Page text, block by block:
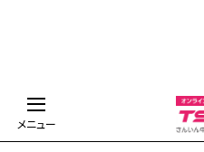
メニュー